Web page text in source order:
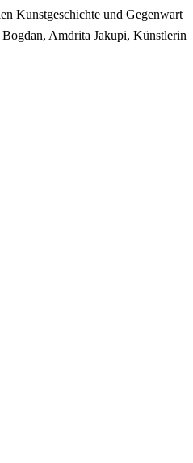
Kunstgeschichte und Gegenwart
Amdrita Jakupi, Künstlerin